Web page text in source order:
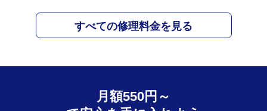
すべての修理料金を見る
月額550円～